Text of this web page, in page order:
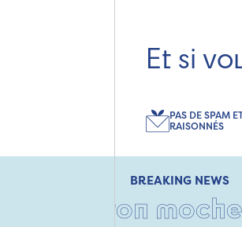
Et si
PAS DE SPAM
RAISONNÉS
BREAKING NEWS
moche oui,